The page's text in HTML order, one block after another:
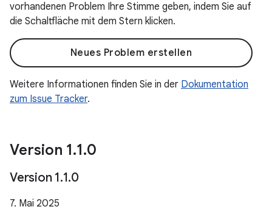
vorhandenen Problem Ihre Stimme geben, indem Sie auf
die Schaltfläche mit dem Stern klicken.
Neues Problem erstellen
Weitere Informationen finden Sie in der Dokumentation
zum Issue Tracker.
Version 1.1.0
Version 1.1.0
7. Mai 2025